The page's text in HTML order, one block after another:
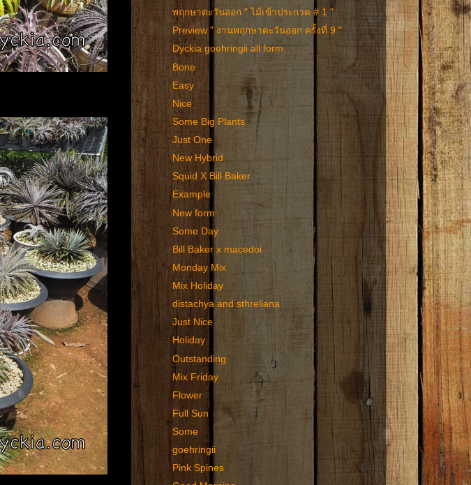
พฤกษาตะวันออก " ไม้เข้าประกวด # 1 "
Preview " งานพฤกษาตะวันออก ครั้งที่ 9 "
Dyckia goehringii all form.
Bone
Easy
Nice
Some Big Plants
Just One
New Hybrid
Squid X Bill Baker
Example
New form
Some Day
Bill Baker x macedoi
Monday Mix
Mix Holiday
distachya and sthreliana
Just Nice
Holiday
Outstanding
Mix Friday
Flower
Full Sun
Some
goehringii
Pink Spines